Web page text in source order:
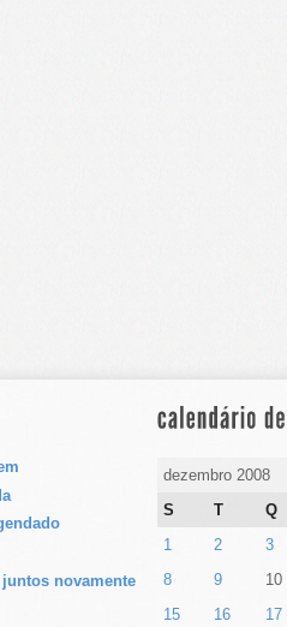
novamente
dezembro 2008
S
T Q
1 2
3
8
9
10
15
16
17